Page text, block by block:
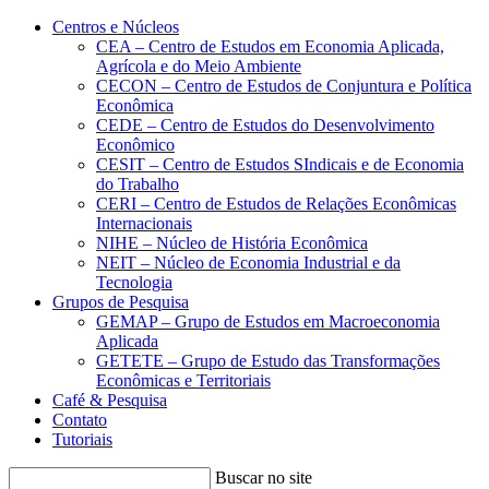
Conteúdo principal Menu principal
Centros e Núcleos
CEA – Centro de Estudos em Economia Aplicada,
Agrícola e do Meio Ambiente
CECON – Centro de Estudos de Conjuntura e Política
Econômica
CEDE – Centro de Estudos do Desenvolvimento
Econômico
CESIT – Centro de Estudos SIndicais e de Economia
do Trabalho
CERI – Centro de Estudos de Relações Econômicas
Internacionais
NIHE – Núcleo de História Econômica
NEIT – Núcleo de Economia Industrial e da
Tecnologia
Grupos de Pesquisa
GEMAP – Grupo de Estudos em Macroeconomia
Aplicada
GETETE – Grupo de Estudo das Transformações
Econômicas e Territoriais
Café & Pesquisa
Contato
Tutoriais
Buscar no site